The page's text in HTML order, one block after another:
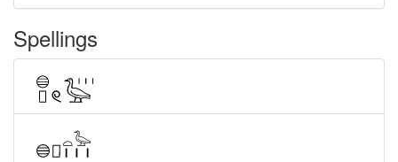
Spellings